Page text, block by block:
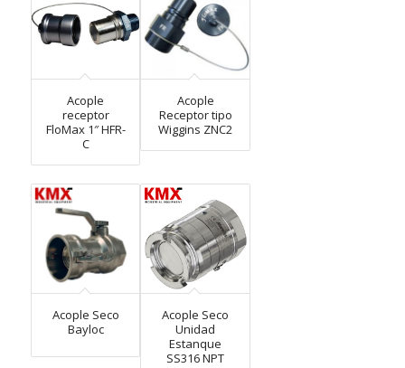
Acople
receptor
FloMax 1″ HFR-
C
Acople
Receptor tipo
Wiggins ZNC2
Acople Seco
Bayloc
Acople Seco
Unidad
Estanque
SS316 NPT